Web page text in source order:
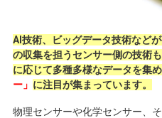
AI技術、ビッグデータ技術など
の収集を担うセンサー側の技術
に応じて多種多様なデータを集
ー」 に注目が集まっています。
物理センサーや化学センサー、